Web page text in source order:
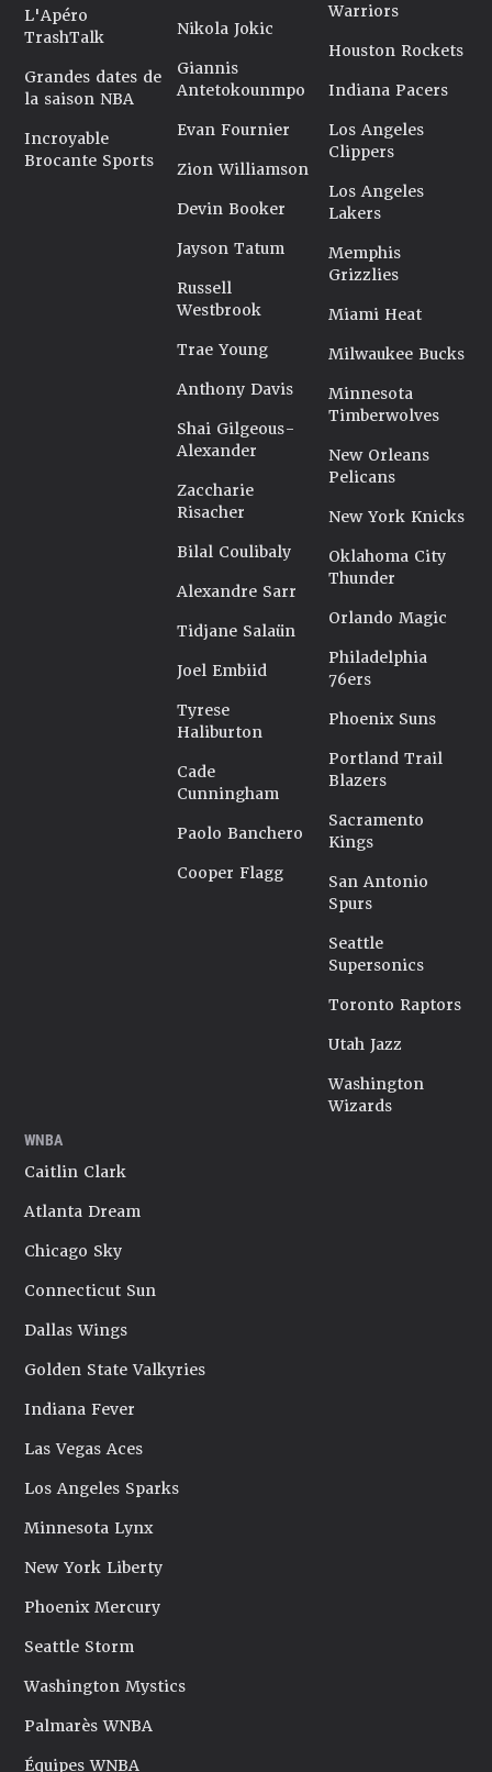
L'Apéro
TrashTalk
Grandes dates de
la saison NBA
Incroyable
Brocante Sports
Nikola Jokic
Giannis
Antetokounmpo
Evan Fournier
Zion Williamson
Devin Booker
Jayson Tatum
Russell
Westbrook
Trae Young
Anthony Davis
Shai Gilgeous-
Alexander
Zaccharie
Risacher
Bilal Coulibaly
Alexandre Sarr
Tidjane Salaün
Joel Embiid
Tyrese
Haliburton
Cade
Cunningham
Paolo Banchero
Cooper Flagg
Warriors
Houston Rockets
Indiana Pacers
Los Angeles
Clippers
Los Angeles
Lakers
Memphis
Grizzlies
Miami Heat
Milwaukee Bucks
Minnesota
Timberwolves
New Orleans
Pelicans
New York Knicks
Oklahoma City
Thunder
Orlando Magic
Philadelphia
76ers
Phoenix Suns
Portland Trail
Blazers
Sacramento
Kings
San Antonio
Spurs
Seattle
Supersonics
Toronto Raptors
Utah Jazz
Washington
Wizards
WNBA
Caitlin Clark
Atlanta Dream
Chicago Sky
Connecticut Sun
Dallas Wings
Golden State Valkyries
Indiana Fever
Las Vegas Aces
Los Angeles Sparks
Minnesota Lynx
New York Liberty
Phoenix Mercury
Seattle Storm
Washington Mystics
Palmarès WNBA
Équipes WNBA